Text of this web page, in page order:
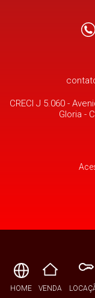
CRECI J 5.060 -
Gloria -
HOME VENDA